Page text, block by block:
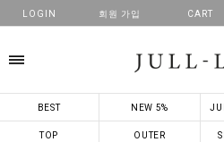
LOGIN 회원 가입 CART
BEST NEW 5%
TOP OUTER